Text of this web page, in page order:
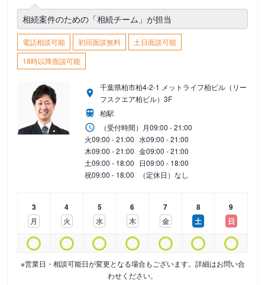
相続案件のための「相続チーム」が担当
電話相談可能 初回面談無料
土日面談可能
18時以降面談可能
千葉県柏市柏4-2-1 メットライフ柏ビル（リー
フスクエア柏ビル）3F
柏駅
（受付時間） 月09:00 - 21:00
火09:00 - 21:00 水09:00 - 21:00
木09:00 - 21:00 金09:00 - 21:00
土09:00 - 18:00 日09:00 - 18:00
祝09:00 - 18:00 （定休日）なし
3
月
4
火
5
水
6
木
7
金
8
土
9
日
※営業日・相談可能日が変更となる場合もございます。詳細はお問い合
わせください。